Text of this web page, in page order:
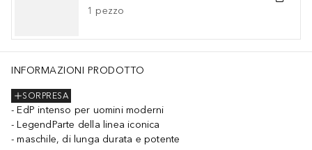
1 pezzo
INFORMAZIONI PRODOTTO
SORPRESA
EdP intenso per uomini moderni
LegendParte della linea iconica
maschile, di lunga durata e potente